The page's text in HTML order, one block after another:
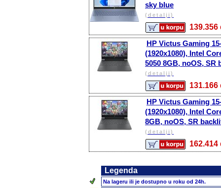
sky blue
(detalji)
HP Victus Gaming
(1920x1080), Intel
5050 8GB, noOS, SR
(detalji)
HP Victus Gaming
(1920x1080), Intel
8GB, noOS, SR
(detalji)
Legenda
Na lageru ili je dostupno u roku od 24h.